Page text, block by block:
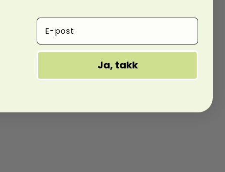
Email Address
Ja, takk